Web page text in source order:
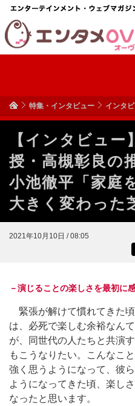
特集・インタビュー インタ
【インタビュ
授・高槻彰良の
小池徹平「家庭
大きく変わった
2021年10月10日 / 08:05
－演じることの楽しさを最初に
緊張が解けて慣れてきた
は、必死で楽しむ余裕なん
が、同世代の人たちと共演
もこうなりたい。こんなこ
強く思うようになって、彼
ようになってきた頃、楽し
なったと思います。